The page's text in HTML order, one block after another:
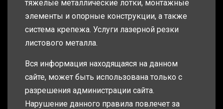
тяжелые металлические лотки, монтажные
элементы и опорные конструкции, а также
система крепежа. Услуги лазерной резки
листового металла.
Вся информация находящаяся на данном
сайте, может быть использована только с
разрешения администрации сайта.
Нарушение данного правила повлечет за